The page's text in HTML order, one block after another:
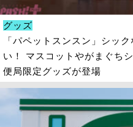
グッズ
「パペットスンスン」シッ
い！ マスコットやがまぐち
便局限定グッズが登場